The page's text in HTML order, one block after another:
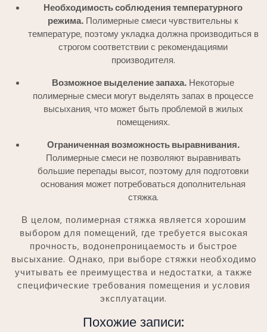
Необходимость соблюдения температурного
режима. Полимерные смеси чувствительны к
температуре‚ поэтому укладка должна производиться в
строгом соответствии с рекомендациями
производителя.
Возможное выделение запаха. Некоторые
полимерные смеси могут выделять запах в процессе
высыхания‚ что может быть проблемой в жилых
помещениях.
Ограниченная возможность выравнивания.
Полимерные смеси не позволяют выравнивать
большие перепады высот‚ поэтому для подготовки
основания может потребоваться дополнительная
стяжка.
В целом‚ полимерная стяжка является хорошим
выбором для помещений‚ где требуется высокая
прочность‚ водонепроницаемость и быстрое
высыхание. Однако‚ при выборе стяжки необходимо
учитывать ее преимущества и недостатки‚ а также
специфические требования помещения и условия
эксплуатации.
Похожие записи: